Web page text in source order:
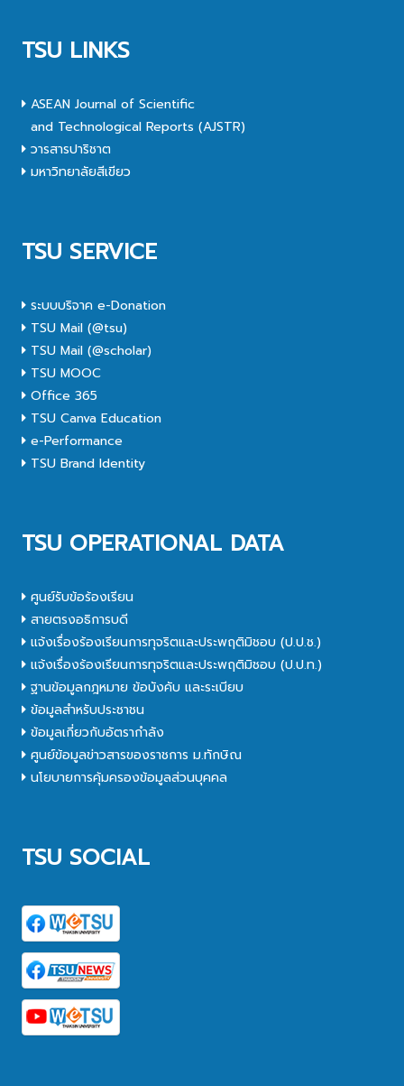
TSU LINKS
ASEAN Journal of Scientific
and Technological Reports (AJSTR)
วารสารปาริชาต
มหาวิทยาลัยสีเขียว
TSU SERVICE
ระบบบริจาค e-Donation
TSU Mail (@tsu)
TSU Mail (@scholar)
TSU MOOC
Office 365
TSU Canva Education
e-Performance
TSU Brand Identity
TSU OPERATIONAL DATA
ศูนย์รับข้อร้องเรียน
สายตรงอธิการบดี
แจ้งเรื่องร้องเรียนการทุจริตและประพฤติมิชอบ (ป.ป.ช.)
แจ้งเรื่องร้องเรียนการทุจริตและประพฤติมิชอบ (ป.ป.ท.)
ฐานข้อมูลกฎหมาย ข้อบังคับ และระเบียบ
ข้อมูลสำหรับประชาชน
ข้อมูลเกี่ยวกับอัตรากำลัง
ศูนย์ข้อมูลข่าวสารของราชการ ม.ทักษิณ
นโยบายการคุ้มครองข้อมูลส่วนบุคคล
TSU SOCIAL